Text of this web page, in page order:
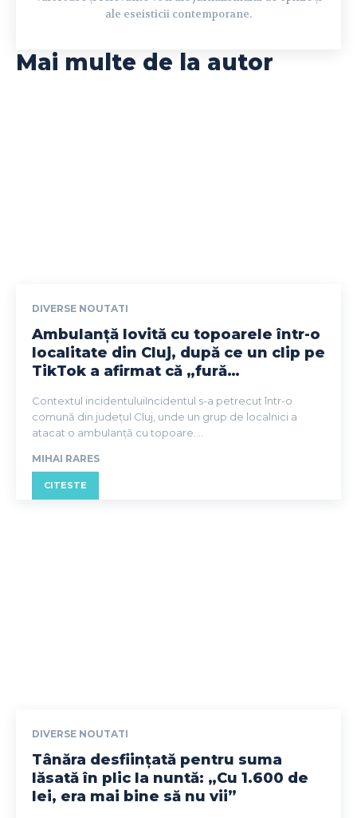
ale eseisticii contemporane.
Mai multe de la autor
DIVERSE NOUTATI
Ambulanță lovită cu topoarele într-o
localitate din Cluj, după ce un clip pe
TikTok a afirmat că „fură…
Contextul incidentuluiIncidentul s-a petrecut într-o
comună din județul Cluj, unde un grup de localnici a
atacat o ambulanță cu topoare....
MIHAI RARES
CITESTE
DIVERSE NOUTATI
Tânăra desființată pentru suma
lăsată în plic la nuntă: „Cu 1.600 de
lei, era mai bine să nu vii”